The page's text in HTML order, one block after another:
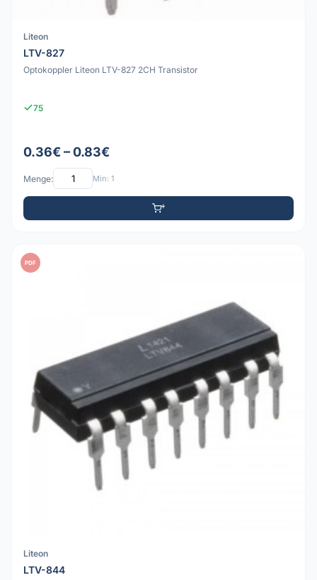
Liteon
LTV-827
Optokoppler Liteon LTV-827 2CH Transistor
75
0.36€ – 0.83€
Menge: Min: 1
PDF
Liteon
LTV-844